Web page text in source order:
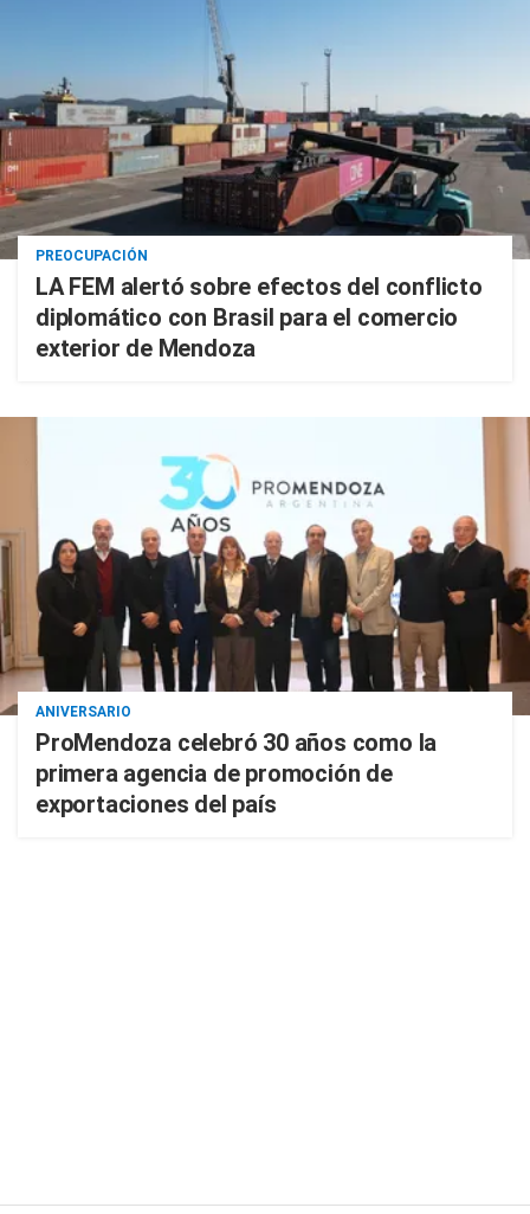
PREOCUPACIÓN
LA FEM alertó sobre efectos del conflicto
diplomático con Brasil para el comercio
exterior de Mendoza
ANIVERSARIO
ProMendoza celebró 30 años como la
primera agencia de promoción de
exportaciones del país